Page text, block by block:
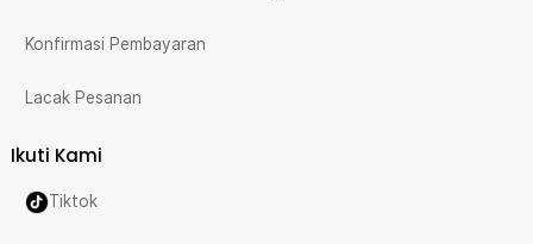
Konfirmasi Pembayaran
Lacak Pesanan
Ikuti Kami
Tiktok